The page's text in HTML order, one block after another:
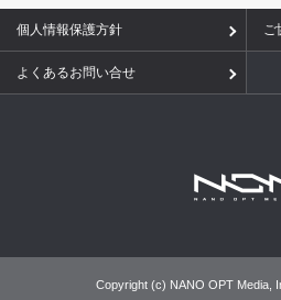
個人情報保護方針 ご
よくあるお問い合せ
Copyright (c) NANO OPT Media,